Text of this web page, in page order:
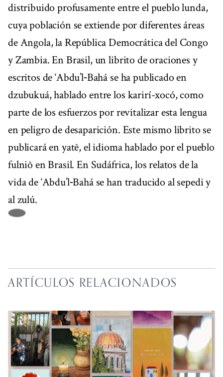
distribuido profusamente entre el pueblo lunda,
cuya población se extiende por diferentes áreas
de Angola, la República Democrática del Congo
y Zambia. En Brasil, un librito de oraciones y
escritos de ‘Abdu’l‑Bahá se ha publicado en
dzubukuá, hablado entre los karirí-xocó, como
parte de los esfuerzos por revitalizar esta lengua
en peligro de desaparición. Este mismo librito se
publicará en yatê, el idioma hablado por el pueblo
fulniô en Brasil. En Sudáfrica, los relatos de la
vida de ‘Abdu’l‑Bahá se han traducido al sepedi y
al zulú.
ARTÍCULOS RELACIONADOS